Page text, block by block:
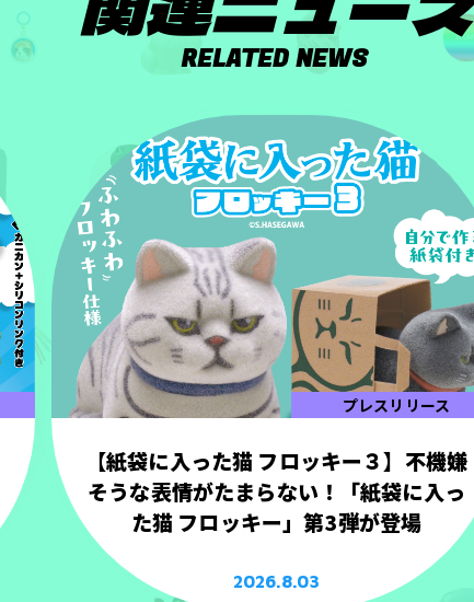
RELATED NEWS
プレスリリース
【紙袋に入った猫 フロッキー３】不機嫌
そうな表情がたまらない！「紙袋に入っ
た猫 フロッキー」第3弾が登場
2026.8.03